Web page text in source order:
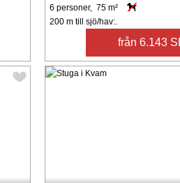
6 personer, 75 m²
200 m till sjö/hav:.
från 6.143